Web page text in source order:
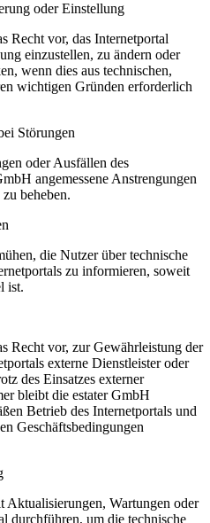
oder Einstellung
Recht vor, das Internetportal
einzustellen, zu ändern oder
wenn dies aus technischen,
wichtigen Gründen erforderlich
Störungen
oder Ausfällen des
angemessene Anstrengungen
beheben.
die Nutzer über technische
zu informieren, soweit
ist.
Recht vor, zur Gewährleistung der
externe Dienstleister oder
des Einsatzes externer
bleibt die estater GmbH
Betrieb des Internetportals und
Geschäftsbedingungen
Aktualisierungen, Wartungen oder
durchführen, um die technische